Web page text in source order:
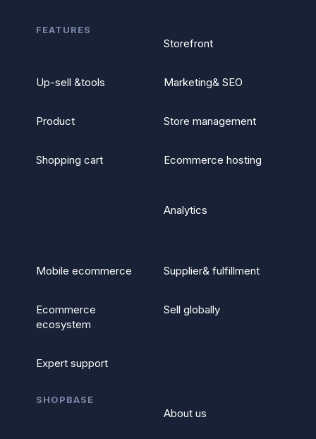
FEATURES
Storefront
Up-sell &tools Marketing& SEO
Product Store management
Shopping cart Ecommerce hosting
Analytics
Mobile ecommerce Supplier& fulfillment
Ecommerce
ecosystem
Sell globally
Expert support
SHOPBASE
About us